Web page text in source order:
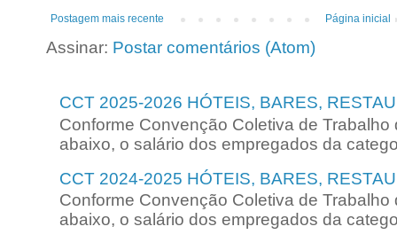
Postagem mais recente Página inicial
Assinar: Postar comentários (Atom)
CCT 2025-2026 HÓTEIS, BARES,
Conforme Convenção Coletiva de
abaixo, o salário dos empregados da
CCT 2024-2025 HÓTEIS, BARES,
Conforme Convenção Coletiva de
abaixo, o salário dos empregados da